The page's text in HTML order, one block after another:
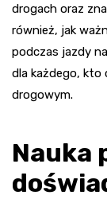
drogach oraz
również, jak
podczas jazdy
dla każdego, kto
drogowym.
Nauka